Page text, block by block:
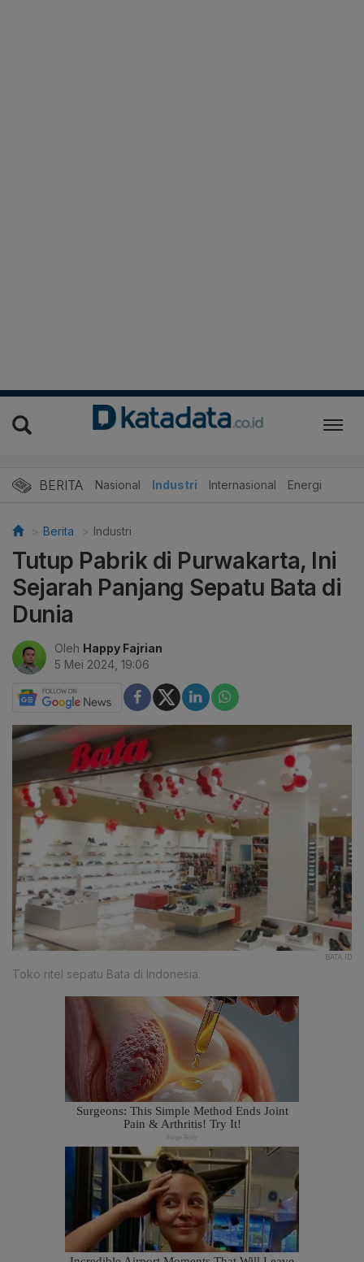
BERITA Nasional Industri Internasional Energi
Berita Industri
Tutup Pabrik di Purwakarta, Ini
Sejarah Panjang Sepatu Bata di
Dunia
Oleh Happy Fajrian
5 Mei 2024, 19:06
BATA.ID
Toko ritel sepatu Bata di Indonesia.